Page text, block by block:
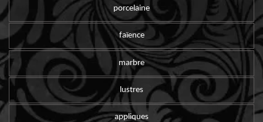
porcelaine
faïence
marbre
lustres
appliques